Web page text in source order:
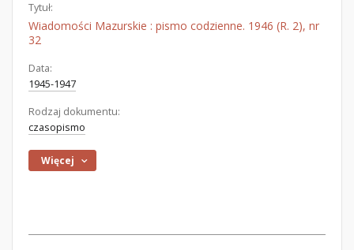
Tytuł:
Wiadomości Mazurskie : pismo codzienne. 1946 (R. 2), nr
32
Data:
1945-1947
Rodzaj dokumentu:
czasopismo
Więcej